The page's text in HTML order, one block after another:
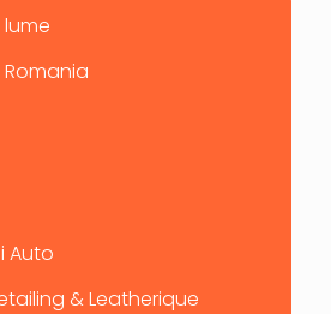
Auto
& Leatherique